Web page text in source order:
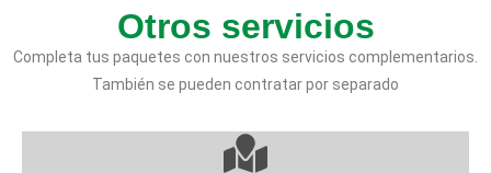
Otros servicios
Completa tus paquetes con nuestros servicios complementarios.
También se pueden contratar por separado